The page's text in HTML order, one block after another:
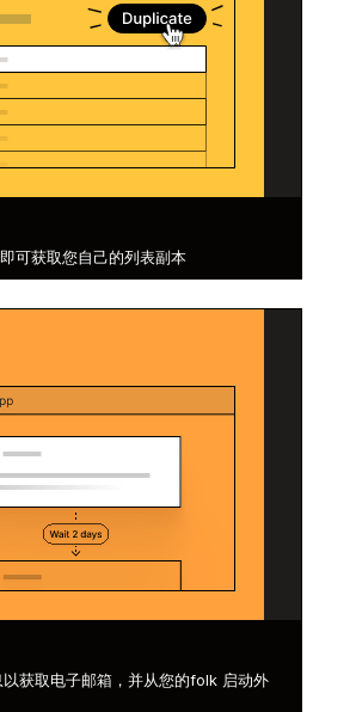
可获取您自己的列表副本
获取电子邮箱，并从您的folk 启动外